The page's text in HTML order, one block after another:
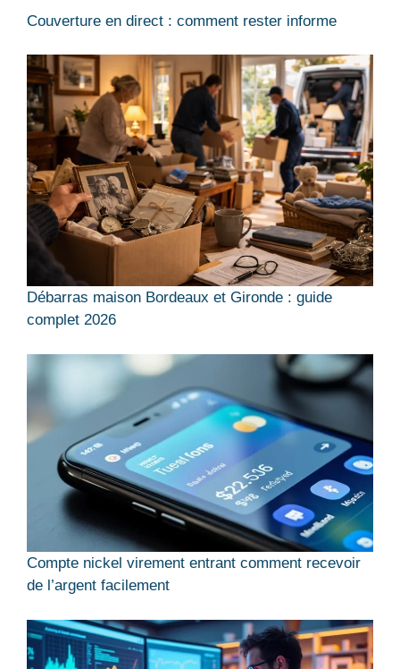
Couverture en direct : comment rester informe
Débarras maison Bordeaux et Gironde : guide
complet 2026
Compte nickel virement entrant comment recevoir
de l’argent facilement